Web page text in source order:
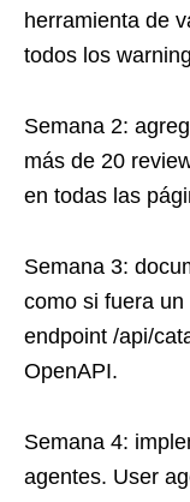
herramienta de
todos los
Semana 2:
más de 20
en todas las
Semana 3:
como si fuera
endpoint /api/
OpenAPI.
Semana 4:
agentes. User